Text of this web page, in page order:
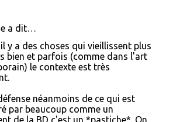
a dit…
y a des choses qui vieillissent plus
bien et parfois (comme dans l'art
le contexte est très
néanmoins de ce qui est
par beaucoup comme un
de la BD c'est un *pastiche*. On